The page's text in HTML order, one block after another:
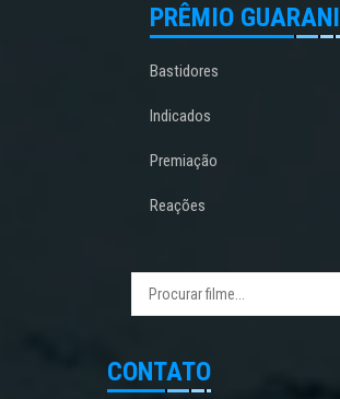
PRÊMIO GUARANI
Bastidores
Indicados
Premiação
Reações
CONTATO